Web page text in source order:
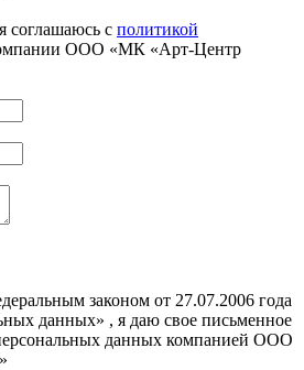
соглашаюсь с политикой
ООО «МК «Арт-Центр
законом от 27.07.2006 года
данных» , я даю свое письменное
данных компанией ООО